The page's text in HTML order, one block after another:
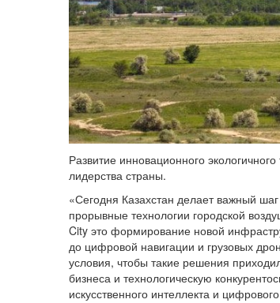
Развитие инновационного
лидерства страны.
«Сегодня Казахстан делает важный
прорывные технологии городской
City это формирование новой
до цифровой навигации и грузовых
условия, чтобы такие решения
бизнеса и технологическую
искусственного интеллекта и